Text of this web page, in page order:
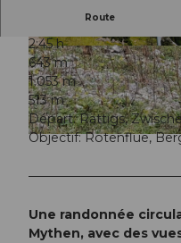
© Sara Zwyssig, Erlebnisregion Mythen |
© Erhard Gick, Schwyzer Wanderwege
Route
2:45 h
643 m
1.053 m
513 m
Départ: Rättigs,
Objectif: Rotenflue,
Une randonnée
Mythen, avec des